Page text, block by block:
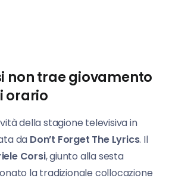
non trae giovamento
orario
della stagione televisiva in
da Don’t Forget The Lyrics. Il
Corsi, giunto alla sesta
la tradizionale collocazione